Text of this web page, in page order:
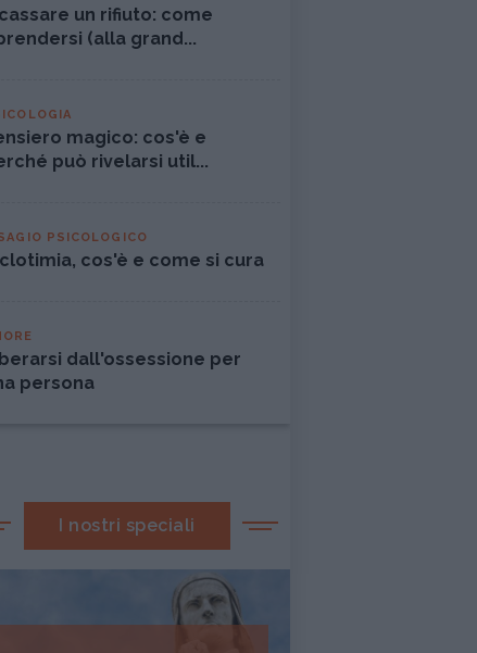
un rifiuto: come
(alla grand...
magico: cos'è e
può rivelarsi util...
PSICOLOGICO
cos'è e come si cura
dall'ossessione per
persona
I nostri speciali